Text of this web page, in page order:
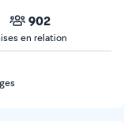
902
en relation